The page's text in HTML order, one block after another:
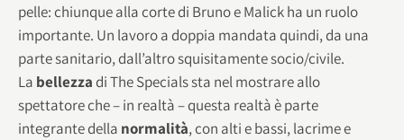
pelle: chiunque alla corte di Bruno e Malick ha un ruolo
importante. Un lavoro a doppia mandata quindi, da una
parte sanitario, dall’altro squisitamente socio/civile.
La bellezza di The Specials sta nel mostrare allo
spettatore che – in realtà – questa realtà è parte
integrante della normalità, con alti e bassi, lacrime e